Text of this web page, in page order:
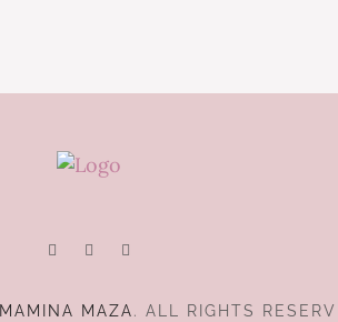
MAMINA MAZA. ALL RIGHTS